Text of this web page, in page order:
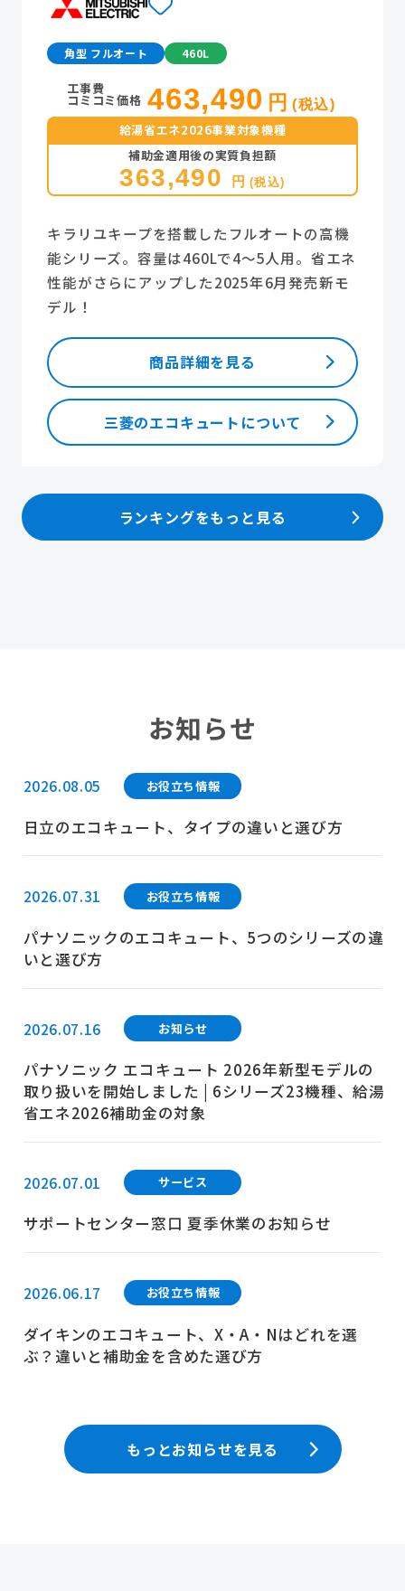
角型 フルオート 460L
キラリユキープを搭載したフルオートの高機
能シリーズ。容量は460Lで4～5人用。省エネ
性能がさらにアップした2025年6月発売新モ
デル！
給湯省エネ2026事業対象機種
補助金適用後の実質負担額
363,490 円 (税込)
工事費
コミコミ価格 463,490 円 (税込)
商品詳細を見る
三菱のエコキュートについて
ランキングをもっと見る
お知らせ
2026.08.05 お役立ち情報
日立のエコキュート、タイプの違いと選び方
2026.07.31 お役立ち情報
パナソニックのエコキュート、5つのシリーズの違
いと選び方
2026.07.16 お知らせ
パナソニック エコキュート 2026年新型モデルの
取り扱いを開始しました | 6シリーズ23機種、給湯
省エネ2026補助金の対象
2026.07.01 サービス
サポートセンター窓口 夏季休業のお知らせ
2026.06.17 お役立ち情報
ダイキンのエコキュート、X・A・Nはどれを選
ぶ？違いと補助金を含めた選び方
もっとお知らせを見る